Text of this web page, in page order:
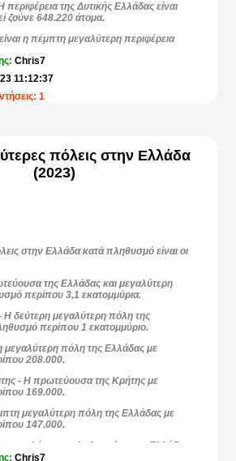
περιφέρεια της Δυτικής Ελλάδας είναι
ζούνε648.220 άτομα.
η πέμπτη μεγαλύτερη περιφέρεια
και Θράκης
και Θράκης είναι η έκτη μεγαλύτερη
562.201.
η Στερεά Ελλάδα στην όγδοη
και άλλο περιφερειακή ενότητα
προέρχονται από την ιστοσελίδα
την οριστική απογραφή που
Chris7
11:12:37
1
πόλεις στην Ελλάδα
(2023)
στην Ελλάδα κατά πληθυσμό είναι οι
της Ελλάδας και μεγαλύτερη
περίπου3,1 εκατομμύρια.
δεύτερη μεγαλύτερη πόλη της
περίπου1 εκατομμύριο.
μεγαλύτερη πόλη της Ελλάδας με
208.000.
- Η πρωτεύουσα της Κρήτης με
169.000.
μεγαλύτερη πόλη της Ελλάδας με
147.000.
μεγαλύτερος πληθυσμός στην Ελλάδα
κατοίκους.
Chris7